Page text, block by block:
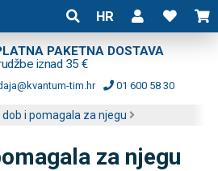
HR
PAKETNA DOSTAVA
iznad 35 €
tim.hr 01 600 58 30
dob i pomagala za njegu
za njegu